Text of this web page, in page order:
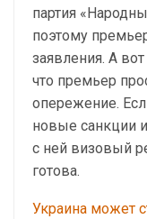
партия
поэтому
заявления. А
что премьер
опережение.
новые санкции и
с ней визовый
готова.
Украина может